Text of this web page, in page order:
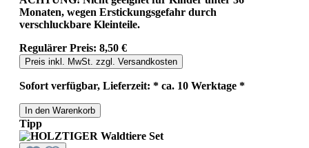
Monaten, wegen Erstickungsgefahr durch
verschluckbare Kleinteile.
Regulärer Preis: 8,50 €
Preis inkl. MwSt. zzgl. Versandkosten
Sofort verfügbar, Lieferzeit: * ca. 10 Werktage *
In den Warenkorb
Tipp